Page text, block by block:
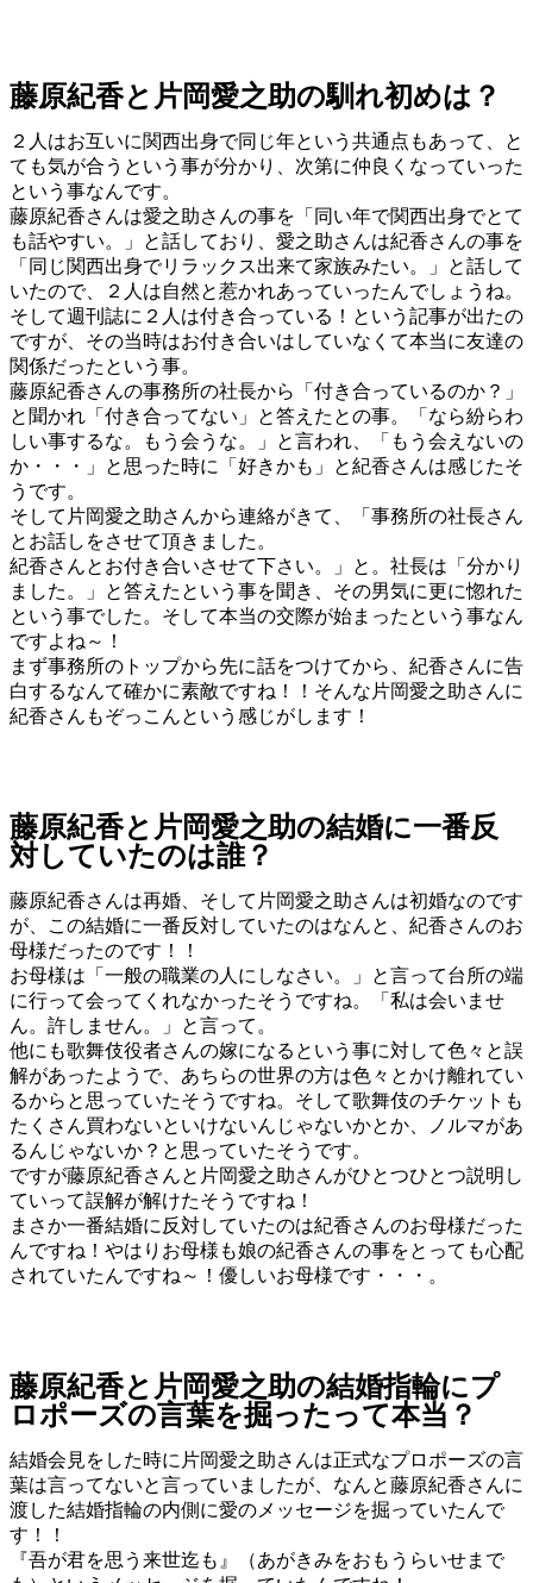
藤原紀香と片岡愛之助の馴れ初めは？
２人はお互いに関西出身で同じ年という共通点もあって、と
ても気が合うという事が分かり、次第に仲良くなっていった
という事なんです。
藤原紀香さんは愛之助さんの事を「同い年で関西出身でとて
も話やすい。」と話しており、愛之助さんは紀香さんの事を
「同じ関西出身でリラックス出来て家族みたい。」と話して
いたので、２人は自然と惹かれあっていったんでしょうね。
そして週刊誌に２人は付き合っている！という記事が出たの
ですが、その当時はお付き合いはしていなくて本当に友達の
関係だったという事。
藤原紀香さんの事務所の社長から「付き合っているのか？」
と聞かれ「付き合ってない」と答えたとの事。「なら紛らわ
しい事するな。もう会うな。」と言われ、「もう会えないの
か・・・」と思った時に「好きかも」と紀香さんは感じたそ
うです。
そして片岡愛之助さんから連絡がきて、「事務所の社長さん
とお話しをさせて頂きました。
紀香さんとお付き合いさせて下さい。」と。社長は「分かり
ました。」と答えたという事を聞き、その男気に更に惚れた
という事でした。そして本当の交際が始まったという事なん
ですよね～！
まず事務所のトップから先に話をつけてから、紀香さんに告
白するなんて確かに素敵ですね！！そんな片岡愛之助さんに
紀香さんもぞっこんという感じがします！
藤原紀香と片岡愛之助の結婚に一番反
対していたのは誰？
藤原紀香さんは再婚、そして片岡愛之助さんは初婚なのです
が、この結婚に一番反対していたのはなんと、紀香さんのお
母様だったのです！！
お母様は「一般の職業の人にしなさい。」と言って台所の端
に行って会ってくれなかったそうですね。「私は会いませ
ん。許しません。」と言って。
他にも歌舞伎役者さんの嫁になるという事に対して色々と誤
解があったようで、あちらの世界の方は色々とかけ離れてい
るからと思っていたそうですね。そして歌舞伎のチケットも
たくさん買わないといけないんじゃないかとか、ノルマがあ
るんじゃないか？と思っていたそうです。
ですが藤原紀香さんと片岡愛之助さんがひとつひとつ説明し
ていって誤解が解けたそうですね！
まさか一番結婚に反対していたのは紀香さんのお母様だった
んですね！やはりお母様も娘の紀香さんの事をとっても心配
されていたんですね～！優しいお母様です・・・。
藤原紀香と片岡愛之助の結婚指輪にプ
ロポーズの言葉を掘ったって本当？
結婚会見をした時に片岡愛之助さんは正式なプロポーズの言
葉は言ってないと言っていましたが、なんと藤原紀香さんに
渡した結婚指輪の内側に愛のメッセージを掘っていたんで
す！！
『吾が君を思う来世迄も』（あがきみをおもうらいせまで